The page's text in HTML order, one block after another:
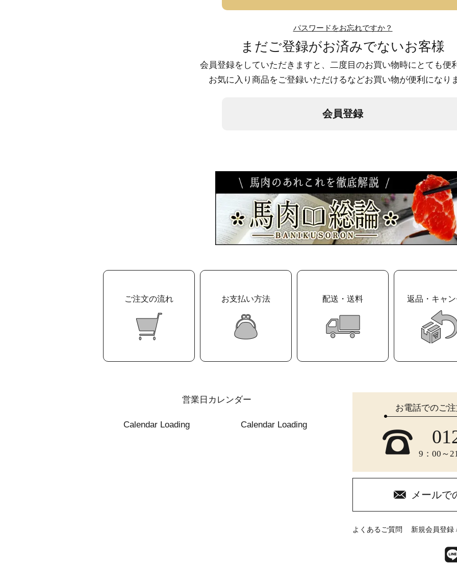
パスワードをお忘れですか？
まだご登録がお済みでないお客様
会員登録をしていただきますと、二度目のお買い物時にとても便
お気に入り商品をご登録いただけるなどお買い物が便利になり
会員登録
ご注文の流れ お支払い方法 配送・送料 返品・キャ
営業日カレンダー
Calendar Loading Calendar Loading
お電話でのご
9：00～
メールで
よくあるご質問 新規会員登録